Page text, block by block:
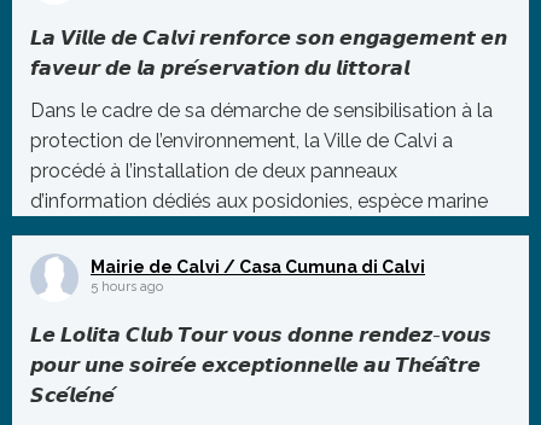
𝙇𝙖 𝙑𝙞𝙡𝙡𝙚 𝙙𝙚 𝘾𝙖𝙡𝙫𝙞 𝙧𝙚𝙣𝙛𝙤𝙧𝙘𝙚 𝙨𝙤𝙣 𝙚𝙣𝙜𝙖𝙜𝙚𝙢𝙚𝙣𝙩 𝙚𝙣
𝙛𝙖𝙫𝙚𝙪𝙧 𝙙𝙚 𝙡𝙖 𝙥𝙧𝙚́𝙨𝙚𝙧𝙫𝙖𝙩𝙞𝙤𝙣 𝙙𝙪 𝙡𝙞𝙩𝙩𝙤𝙧𝙖𝙡
Dans le cadre de sa démarche de sensibilisation à la
protection de l’environnement, la Ville de Calvi a
procédé à l’installation de deux panneaux
d’information dédiés aux posidonies, espèce marine
protégée essentielle à l’équilibre de notre éco ...
Photo
Mairie de Calvi / Casa Cumuna di Calvi
5 hours ago
𝙇𝙚 𝙇𝙤𝙡𝙞𝙩𝙖 𝘾𝙡𝙪𝙗 𝙏𝙤𝙪𝙧 𝙫𝙤𝙪𝙨 𝙙𝙤𝙣𝙣𝙚 𝙧𝙚𝙣𝙙𝙚𝙯-𝙫𝙤𝙪𝙨
𝙥𝙤𝙪𝙧 𝙪𝙣𝙚 𝙨𝙤𝙞𝙧𝙚́𝙚 𝙚𝙭𝙘𝙚𝙥𝙩𝙞𝙤𝙣𝙣𝙚𝙡𝙡𝙚 𝙖𝙪 𝙏𝙝𝙚́𝙖̂𝙩𝙧𝙚
𝙎𝙘𝙚́𝙡𝙚́𝙣𝙚́